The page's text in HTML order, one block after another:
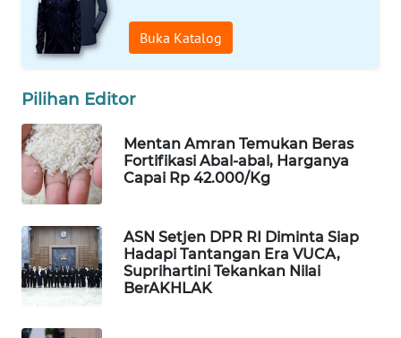
Buka Katalog
Pilihan Editor
Mentan Amran Temukan Beras
Fortifikasi Abal-abal, Harganya
Capai Rp 42.000/Kg
ASN Setjen DPR RI Diminta Siap
Hadapi Tantangan Era VUCA,
Suprihartini Tekankan Nilai
BerAKHLAK
WN
SOLO
WN
BOROBUDUR
WN
MADURA
WN
SURABAYA
WN